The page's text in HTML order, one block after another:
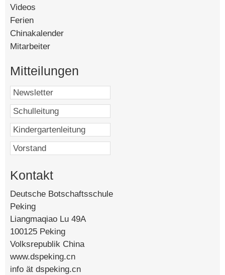
Videos
Ferien
Chinakalender
Mitarbeiter
Mitteilungen
Kontakt
Deutsche Botschaftsschule
Peking
Liangmaqiao Lu 49A
100125 Peking
Volksrepublik China
www.dspeking.cn
info ät dspeking.cn